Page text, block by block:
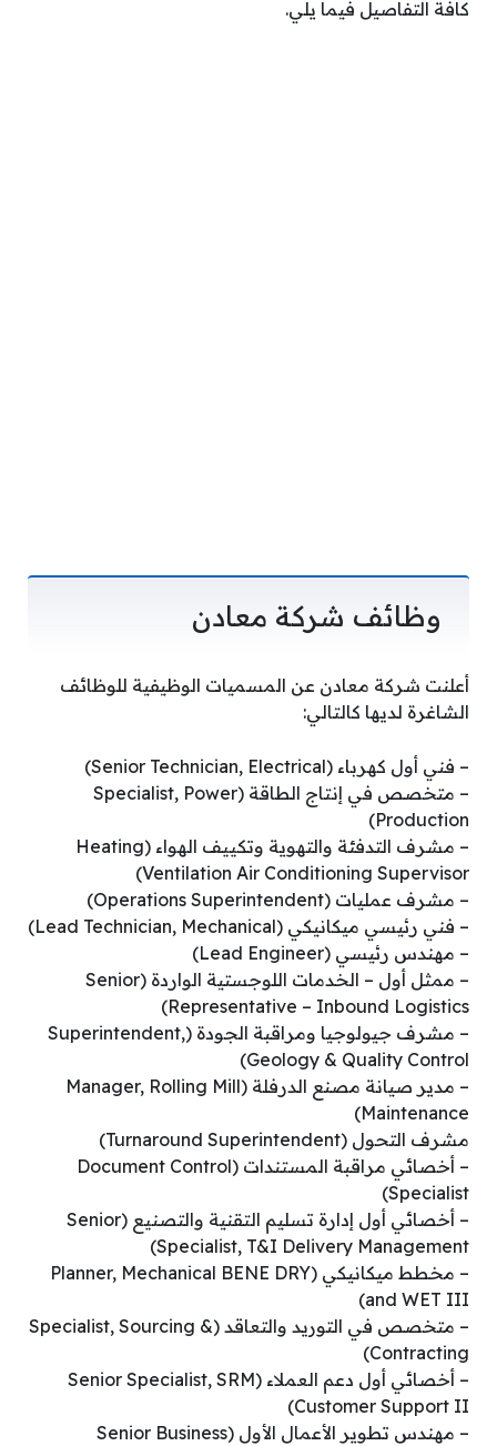
كافة التفاصيل فيما يلي.
وظائف شركة معادن
أعلنت شركة معادن عن المسميات الوظيفية للوظائف
الشاغرة لديها كالتالي:
– فني أول كهرباء (Senior Technician, Electrical)
– متخصص في إنتاج الطاقة (Specialist, Power
Production)
– مشرف التدفئة والتهوية وتكييف الهواء (Heating
Ventilation Air Conditioning Supervisor)
– مشرف عمليات (Operations Superintendent)
– فني رئيسي ميكانيكي (Lead Technician, Mechanical)
– مهندس رئيسي (Lead Engineer)
– ممثل أول – الخدمات اللوجستية الواردة (Senior
Representative – Inbound Logistics)
– مشرف جيولوجيا ومراقبة الجودة (Superintendent,
Geology & Quality Control)
– مدير صيانة مصنع الدرفلة (Manager, Rolling Mill
Maintenance)
مشرف التحول (Turnaround Superintendent)
– أخصائي مراقبة المستندات (Document Control
Specialist)
– أخصائي أول إدارة تسليم التقنية والتصنيع (Senior
Specialist, T&I Delivery Management)
– مخطط ميكانيكي (Planner, Mechanical BENE DRY
and WET III)
– متخصص في التوريد والتعاقد (Specialist, Sourcing &
Contracting)
– أخصائي أول دعم العملاء (Senior Specialist, SRM
Customer Support II)
– مهندس تطوير الأعمال الأول (Senior Business